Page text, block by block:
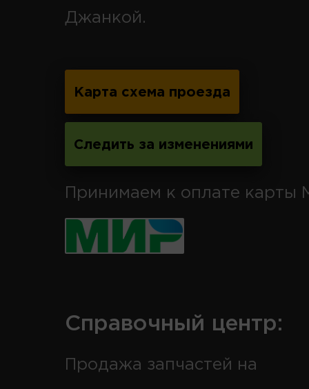
Джанкой.
Карта схема проезда
Следить за изменениями
Принимаем к оплате карты
Справочный центр:
Продажа запчастей на